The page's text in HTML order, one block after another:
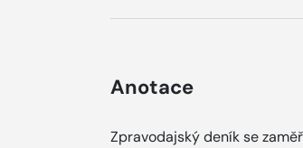
Anotace
Zpravodajský deník se